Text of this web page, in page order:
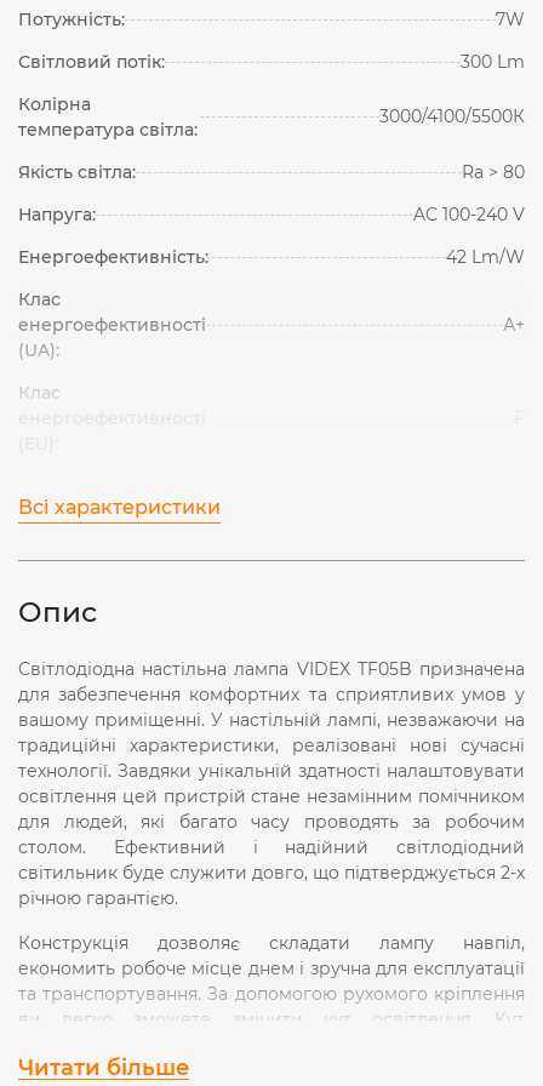
Потужність:
7W
Світловий потік:
300 Lm
Колірна
температура світла:
3000/4100/5500К
Якість світла:
Ra > 80
Напруга:
AC 100-240 V
Енергоефективність:
42 Lm/W
Клас
енергоефективності
(UA):
А+
Клас
Всі характеристики
Опис
Світлодіодна настільна лампа VIDEX TF05B призначена
для забезпечення комфортних та сприятливих умов у
вашому приміщенні. У настільній лампі, незважаючи на
традиційні характеристики, реалізовані нові сучасні
технології. Завдяки унікальній здатності налаштовувати
освітлення цей пристрій стане незамінним помічником
для людей, які багато часу проводять за робочим
столом. Ефективний і надійний світлодіодний
світильник буде служити довго, що підтверджується 2-х
річною гарантією.
Конструкція дозволяє складати лампу навпіл,
економить робоче місце днем ​​і зручна для експлуатації
та транспортування. За допомогою рухомого кріплення
ви легко зможете змінити кут освітлення. Кут
120°. LCD дисплей показує годинник, будильник,
Читати більше